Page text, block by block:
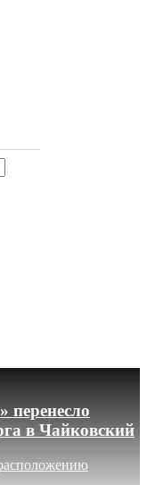
перенесло
в Чайковский